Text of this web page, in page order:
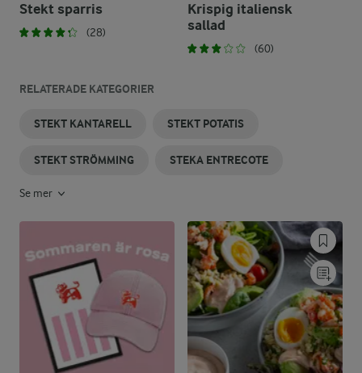
Stekt sparris
(28)
Krispig italiensk
sallad
(60)
RELATERADE KATEGORIER
STEKT KANTARELL STEKT POTATIS
STEKT STRÖMMING STEKA ENTRECOTE
Se mer